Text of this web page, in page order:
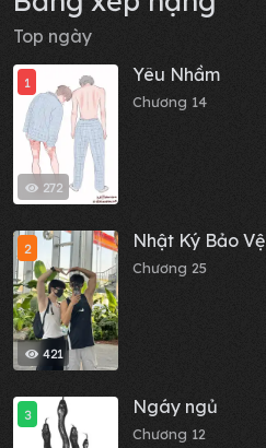
Top ngày
272
1 Yêu Nhầm
Chương 14
421
2 Nhật Ký Bảo Vệ
Chương 25
3 Ngáy ngủ
Chương 12